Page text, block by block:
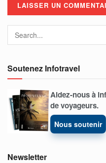
Soutenez Infotravel
Aidez-nous à
de voyageurs.
Nous soutenir
Newsletter